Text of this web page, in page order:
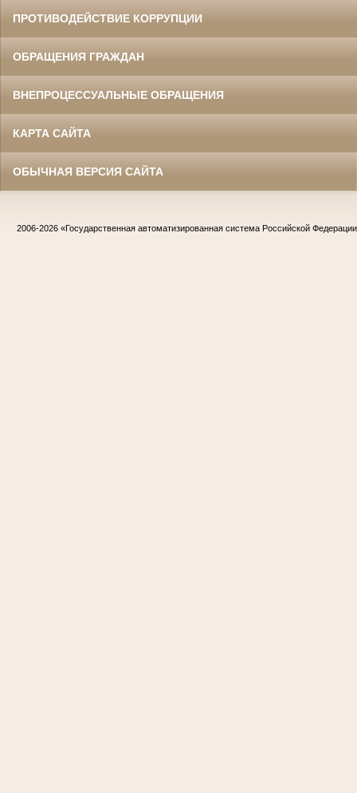
ПРОТИВОДЕЙСТВИЕ КОРРУПЦИИ
ОБРАЩЕНИЯ ГРАЖДАН
ВНЕПРОЦЕССУАЛЬНЫЕ ОБРАЩЕНИЯ
КАРТА САЙТА
ОБЫЧНАЯ ВЕРСИЯ САЙТА
2006-2026 «Государственная автоматизированная система Российской